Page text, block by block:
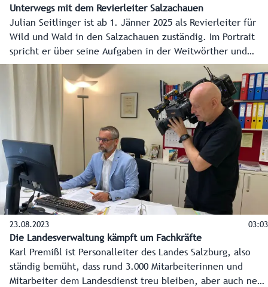
Unterwegs mit dem Revierleiter Salzachauen
Julian Seitlinger ist ab 1. Jänner 2025 als Revierleiter für
Wild und Wald in den Salzachauen zuständig. Im Portrait
spricht er über seine Aufgaben in der Weitwörther und
Antheringer Au, die gemeinsam zum Naturpark Salzachauen
entwickelt werden. Einem Paradies für Natur- und
Artenschutz, wo der Hochwasserschutz für die Region
verbessert wird und ein Naherholungsgebiet mitten im
Ballungsraum entsteht.
23.08.2023 03:03
Die Landesverwaltung kämpft um Fachkräfte
Karl Premißl ist Personalleiter des Landes Salzburg, also
ständig bemüht, dass rund 3.000 Mitarbeiterinnen und
Mitarbeiter dem Landesdienst treu bleiben, aber auch neue